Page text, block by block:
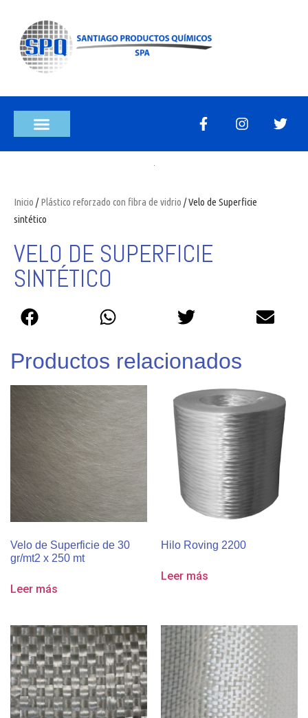
Inicio /Plástico reforzado con fibra de vidrio / Velo de Superficie
sintético
VELO DE SUPERFICIE
SINTÉTICO
Productos relacionados
Velo de Superficie de 30
gr/mt2 x 250 mt
Leer más
Hilo Roving 2200
Leer más